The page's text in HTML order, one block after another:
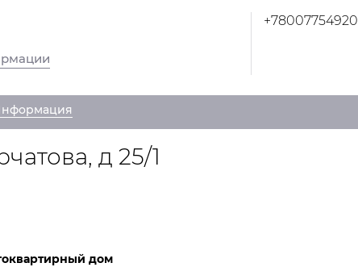
+78007754920
д 25/1
дом